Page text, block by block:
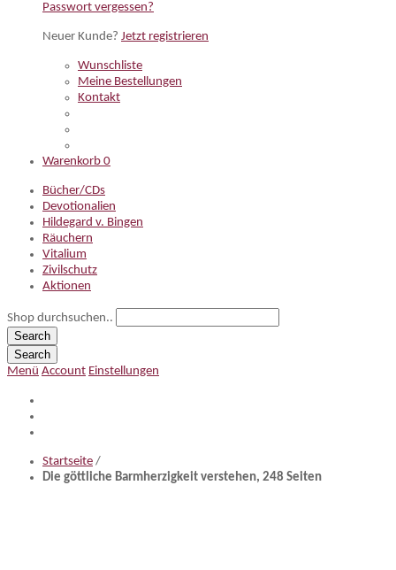
Passwort vergessen?
Neuer Kunde? Jetzt registrieren
Wunschliste
Meine Bestellungen
Kontakt
Warenkorb 0
Bücher/CDs
Devotionalien
Hildegard v. Bingen
Räuchern
Vitalium
Zivilschutz
Aktionen
Shop durchsuchen..
Search
Search
Menü Account Einstellungen
Startseite /
Die göttliche Barmherzigkeit verstehen, 248 Seiten